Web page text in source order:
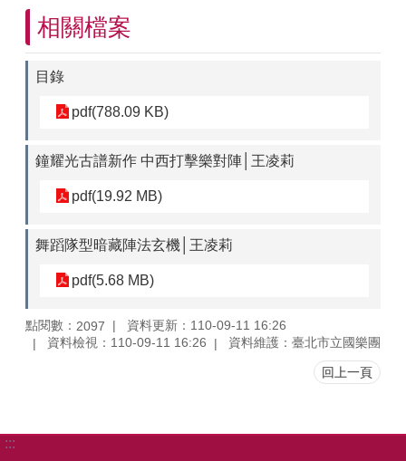
相關檔案
目錄
pdf(788.09 KB)
鐘耀光古譜新作 中西打擊樂對陣│王凌莉
pdf(19.92 MB)
舞蹈隊型暗藏陣法玄機│王凌莉
pdf(5.68 MB)
點閱數： 2097
資料更新：110-09-11 16:26
資料檢視：110-09-11 16:26
資料維護：臺北市立國樂團
回上一頁
:::